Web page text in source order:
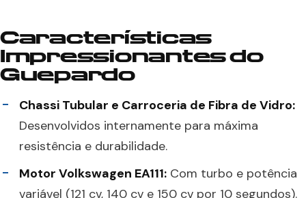
Características
Impressionantes do
Guepardo
Chassi Tubular e Carroceria de Fibra de Vidro:
Desenvolvidos internamente para máxima
resistência e durabilidade.
Motor Volkswagen EA111: Com turbo e potência
variável (121 cv, 140 cv e 150 cv por 10 segundos).